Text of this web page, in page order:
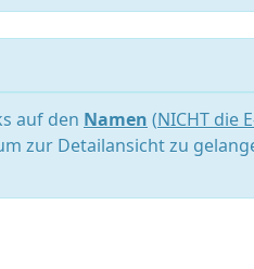
auf den Namen (NICHT die
zur Detailansicht zu